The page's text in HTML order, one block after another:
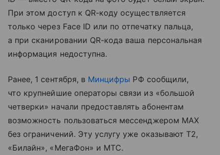
При этом доступ к QR-коду осуществляется
только через Face ID или по отпечатку пальца,
а при сканировании QR-кода ваша персональная
информация недоступна.
Ранее, 1 сентября, в Минцифры РФ сообщили,
что крупнейшие операторы связи из «большой
четверки» начали предоставлять абонентам
возможность пользоваться мессенджером МAX
без ограничений. Эту услугу уже оказывают Т2,
«Билайн», «МегаФон» и МТС.